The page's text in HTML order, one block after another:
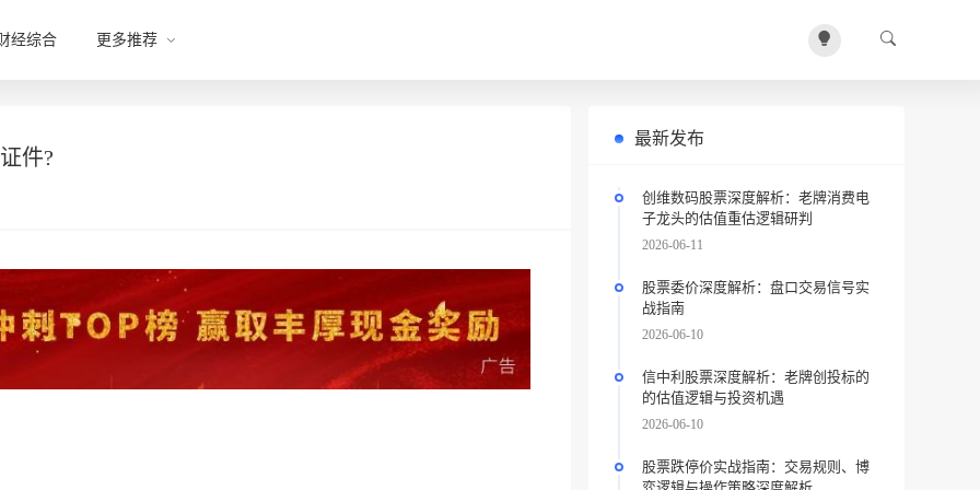
经综合 更多推荐
件?
最新发布
创维数码股票深度解析：老牌消费电
子龙头的估值重估逻辑研判
2026-06-11
股票委价深度解析：盘口交易信号实
战指南
2026-06-10
信中利股票深度解析：老牌创投标的
的估值逻辑与投资机遇
2026-06-10
股票跌停价实战指南：交易规则、博